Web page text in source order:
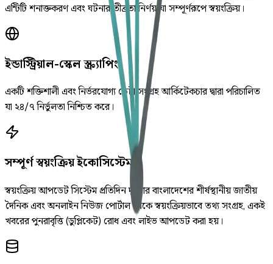
এন্টিটি শনাক্তকরণ এবং ঘটনার তীব্রতা নির্ণয় যা সম্পূর্ণরূপে স্বয়ংক্রিয়।
ইন্ডাস্ট্রিয়াল-স্কেল স্ক্র্যাপিং
একটি শক্তিশালী এবং নির্ভরযোগ্য ডেটা সংগ্রহ আর্কিটেকচার দ্বারা পরিচালিত
যা ২৪/৭ নির্ভুলতা নিশ্চিত করে।
সম্পূর্ণ স্বয়ংক্রিয় ইকোসিস্টেম
স্বয়ংক্রিয় আপডেট সিস্টেম প্রতিদিন দুইবার বাংলাদেশের শীর্ষস্থানীয় জাতীয়
দৈনিক এবং অনলাইন নিউজ পোর্টাল থেকে স্বয়ংক্রিয়ভাবে তথ্য সংগ্রহ, একই
খবরের পুনরাবৃত্তি (ডুপ্লিকেট) রোধ এবং লাইভ আপডেট করা হয়।